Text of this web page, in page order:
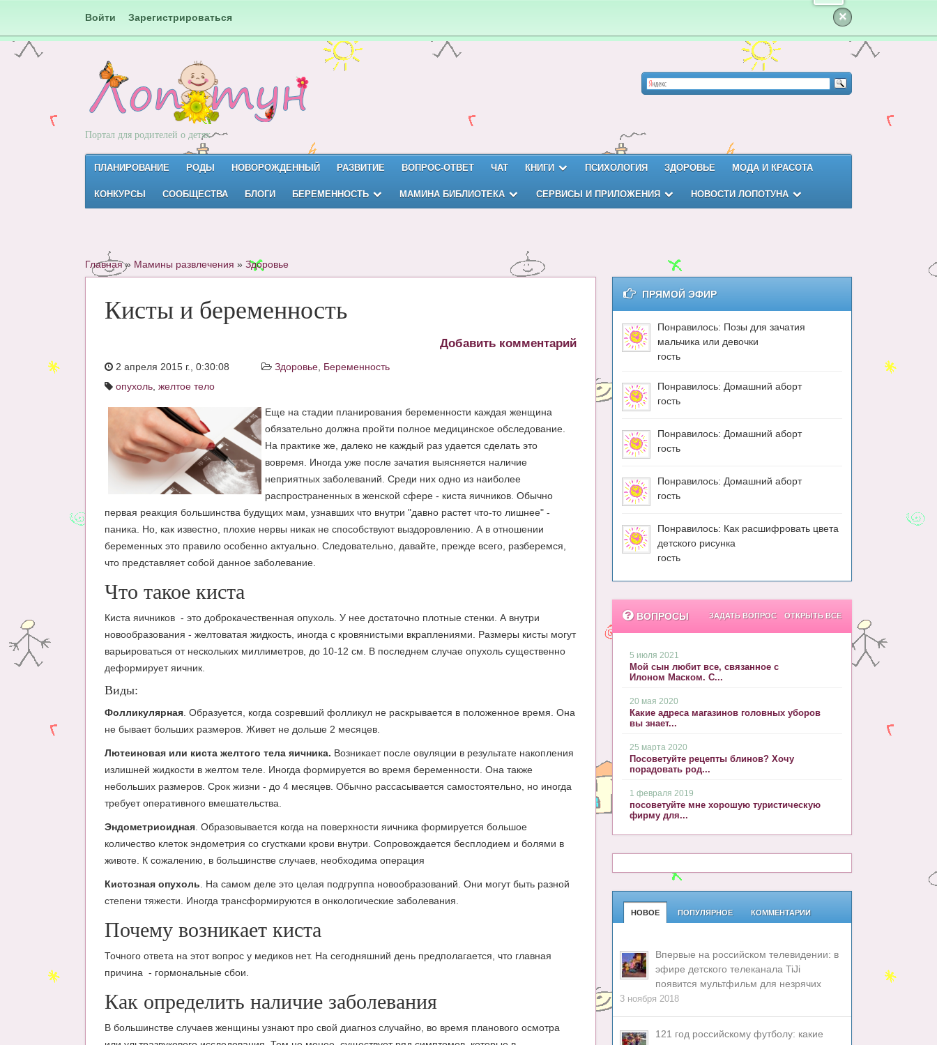
Войти Зарегистрироваться ×
Портал для родителей о детях
ПЛАНИРОВАНИЕ РОДЫ НОВОРОЖДЕННЫЙ РАЗВИТИЕ ВОПРОС-ОТВЕТ ЧАТ КНИГИ ПСИХОЛОГИЯ ЗДОРОВЬЕ МОДА И КРАСОТА
КОНКУРСЫ СООБЩЕСТВА БЛОГИ БЕРЕМЕННОСТЬ МАМИНА БИБЛИОТЕКА СЕРВИСЫ И ПРИЛОЖЕНИЯ НОВОСТИ ЛОПОТУНА
Главная» Мамины развлечения » Здоровье
Кисты и беременность
Добавить комментарий
2 апреля 2015 г., 0:30:08 Здоровье Беременность
опухоль желтое тело
Еще на стадии планирования беременности каждая женщина
обязательно должна пройти полное медицинское обследование.
На практике же, далеко не каждый раз удается сделать это
вовремя. Иногда уже после зачатия выясняется наличие
неприятных заболеваний. Среди них одно из наиболее
распространенных в женской сфере - киста яичников. Обычно
первая реакция большинства будущих мам, узнавших что внутри "давно растет что-то лишнее" -
паника. Но, как известно, плохие нервы никак не способствуют выздоровлению. А в отношении
беременных это правило особенно актуально. Следовательно, давайте, прежде всего, разберемся,
что представляет собой данное заболевание.
Что такое киста
Киста яичников - это доброкачественная опухоль. У нее достаточно плотные стенки. А внутри
новообразования - желтоватая жидкость, иногда с кровянистыми вкраплениями. Размеры кисты могут
варьироваться от нескольких миллиметров, до 10-12 см. В последнем случае опухоль существенно
деформирует яичник.
Виды:
Фолликулярная . Образуется, когда созревший фолликул не раскрывается в положенное время. Она
не бывает больших размеров. Живет не дольше 2 месяцев.
Лютеиновая или киста желтого тела яичника. Возникает после овуляции в результате накопления
излишней жидкости в желтом теле. Иногда формируется во время беременности. Она также
небольших размеров. Срок жизни - до 4 месяцев. Обычно рассасывается самостоятельно, но иногда
требует оперативного вмешательства.
Эндометриоидная . Образовывается когда на поверхности яичника формируется большое
количество клеток эндометрия со сгустками крови внутри. Сопровождается бесплодием и болями в
животе. К сожалению, в большинстве случаев, необходима операция
Кистозная опухоль . На самом деле это целая подгруппа новообразований. Они могут быть разной
степени тяжести. Иногда трансформируются в онкологические заболевания.
Почему возникает киста
Точного ответа на этот вопрос у медиков нет. На сегодняшний день предполагается, что главная
причина - гормональные сбои.
Как определить наличие заболевания
В большинстве случаев женщины узнают про свой диагноз случайно, во время планового осмотра
ПРЯМОЙ ЭФИР
Понравилось: Позы для зачатия
мальчика или девочки
гость
Понравилось: Домашний аборт
гость
Понравилось: Домашний аборт
гость
Понравилось: Домашний аборт
гость
Понравилось: Как расшифровать цвета
детского рисунка
гость
ВОПРОСЫ ОТКРЫТЬ ВСЕ
ЗАДАТЬ ВОПРОС
5 июля 2021
Мой сын любит все, связанное с
Илоном Маском. С...
20 мая 2020
Какие адреса магазинов головных уборов
вы знает...
25 марта 2020
Посоветуйте рецепты блинов? Хочу
порадовать род...
1 февраля 2019
посоветуйте мне хорошую туристическую
фирму для...
НОВОЕ ПОПУЛЯРНОЕ КОММЕНТАРИИ
Впервые на российском телевидении: в
эфире детского телеканала TiJi
появится мультфильм для незрячих
3 ноября 2018
121 год российскому футболу: какие